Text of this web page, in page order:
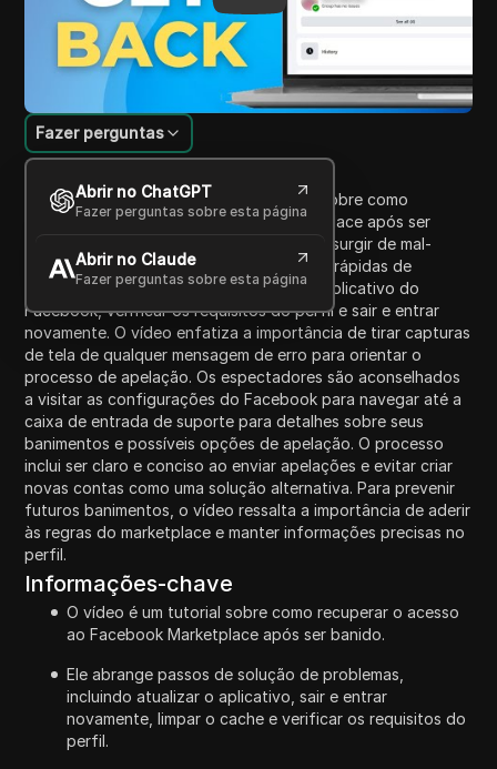
Introdução ao Conteúdo
Fazer perguntas
Abrir no ChatGPT
Fazer perguntas sobre esta página
Abrir no Claude
Fazer perguntas sobre esta página
Este vídeo fornece um guia abrangente sobre como
recuperar o acesso ao Facebook Marketplace após ser
banido, abordando questões que podem surgir de mal-
entendidos ou erros. Ele descreve etapas rápidas de
solução de problemas, como atualizar o aplicativo do
Facebook, verificar os requisitos do perfil e sair e entrar
novamente. O vídeo enfatiza a importância de tirar capturas
de tela de qualquer mensagem de erro para orientar o
processo de apelação. Os espectadores são aconselhados
a visitar as configurações do Facebook para navegar até a
caixa de entrada de suporte para detalhes sobre seus
banimentos e possíveis opções de apelação. O processo
inclui ser claro e conciso ao enviar apelações e evitar criar
novas contas como uma solução alternativa. Para prevenir
futuros banimentos, o vídeo ressalta a importância de aderir
às regras do marketplace e manter informações precisas no
perfil.
Informações-chave
O vídeo é um tutorial sobre como recuperar o acesso
ao Facebook Marketplace após ser banido.
Ele abrange passos de solução de problemas,
incluindo atualizar o aplicativo, sair e entrar
novamente, limpar o cache e verificar os requisitos do
perfil.